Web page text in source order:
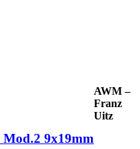
9x19mm
AWM –
Franz
Uitz